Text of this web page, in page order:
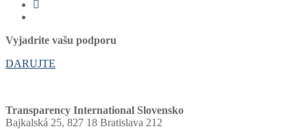
Vyjadrite vašu podporu
DARUJTE
Transparency International Slovensko
Bajkalská 25, 827 18 Bratislava 212